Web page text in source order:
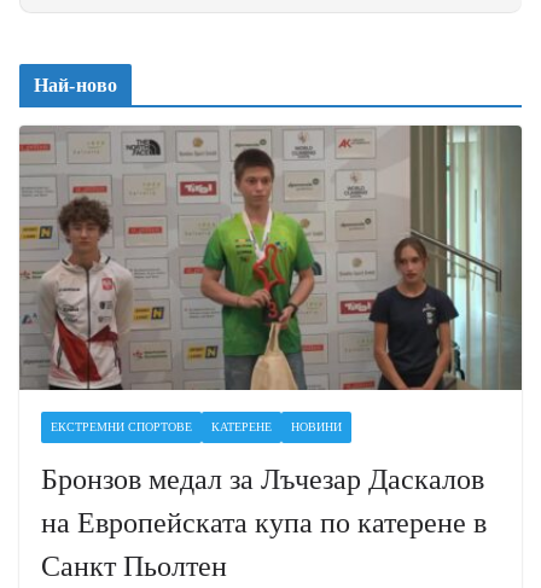
Най-ново
ЕКСТРЕМНИ СПОРТОВЕ КАТЕРЕНЕ НОВИНИ
Бронзов медал за Лъчезар Даскалов
на Европейската купа по катерене в
Санкт Пьолтен